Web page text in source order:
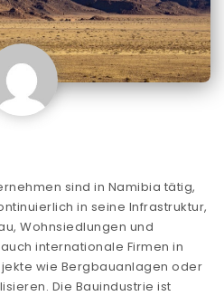
sind in Namibia tätig,
in seine Infrastruktur,
Wohnsiedlungen und
internationale Firmen in
wie Bergbauanlagen oder
Die Bauindustrie ist